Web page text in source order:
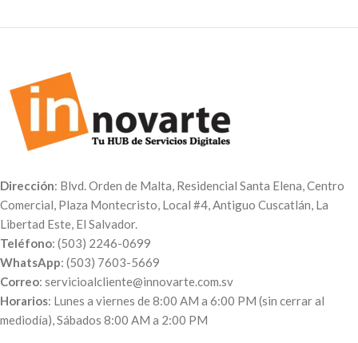
Dirección: Blvd. Orden de Malta, Residencial Santa Elena, Centro
Comercial, Plaza Montecristo, Local #4, Antiguo Cuscatlán, La
Libertad Este, El Salvador.
Teléfono: (503) 2246-0699
WhatsApp: (503) 7603-5669
Correo: servicioalcliente@innovarte.com.sv
Horarios: Lunes a viernes de 8:00 AM a 6:00 PM (sin cerrar al
mediodía), Sábados 8:00 AM a 2:00 PM